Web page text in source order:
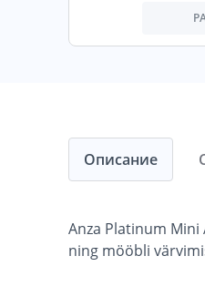
Описание
Anza Platinum
ning mööbli